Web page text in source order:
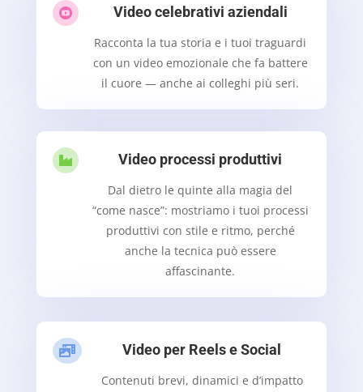
 Video celebrativi aziendali
Racconta la tua storia e i tuoi traguardi
con un video emozionale che fa battere
il cuore — anche ai colleghi più seri.
 Video processi produttivi
Dal dietro le quinte alla magia del
“come nasce”: mostriamo i tuoi processi
produttivi con stile e ritmo, perché
anche la tecnica può essere
affascinante.
 Video per Reels e Social
Contenuti brevi, dinamici e d’impatto